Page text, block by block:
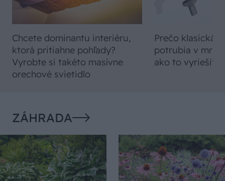
Chcete dominantu interiéru,
ktorá pritiahne pohľady?
Vyrobte si takéto masívne
orechové svietidlo
Prečo klasická
potrubia v
ako to vyriešiť
ZÁHRADA